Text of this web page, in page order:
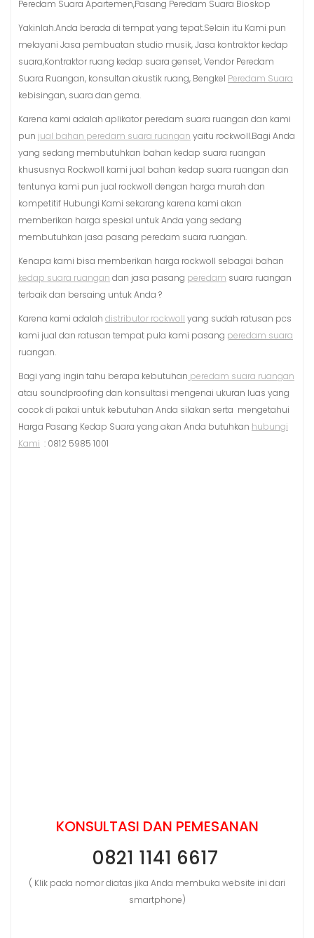
Peredam Suara Apartemen,Pasang Peredam Suara Bioskop
Yakinlah.Anda berada di tempat yang tepat.Selain itu Kami pun
melayani Jasa pembuatan studio musik, Jasa kontraktor kedap
suara,Kontraktor ruang kedap suara genset, Vendor Peredam
Suara Ruangan, konsultan akustik ruang, Bengkel Peredam Suara
kebisingan, suara dan gema.
Karena kami adalah aplikator peredam suara ruangan dan kami
pun jual bahan peredam suara ruangan yaitu rockwoll.Bagi Anda
yang sedang membutuhkan bahan kedap suara ruangan
khususnya Rockwoll kami jual bahan kedap suara ruangan dan
tentunya kami pun jual rockwoll dengan harga murah dan
kompetitif Hubungi Kami sekarang karena kami akan
memberikan harga spesial untuk Anda yang sedang
membutuhkan jasa pasang peredam suara ruangan.
Kenapa kami bisa memberikan harga rockwoll sebagai bahan
kedap suara ruangan dan jasa pasang peredam suara ruangan
terbaik dan bersaing untuk Anda ?
Karena kami adalah distributor rockwoll yang sudah ratusan pcs
kami jual dan ratusan tempat pula kami pasang peredam suara
ruangan.
Bagi yang ingin tahu berapa kebutuhan peredam suara ruangan
atau soundproofing dan konsultasi mengenai ukuran luas yang
cocok di pakai untuk kebutuhan Anda silakan serta mengetahui
Harga Pasang Kedap Suara yang akan Anda butuhkan hubungi
Kami : 0812 5985 1001
KONSULTASI DAN PEMESANAN
0821 1141 6617
( Klik pada nomor diatas jika Anda membuka website ini dari
smartphone)